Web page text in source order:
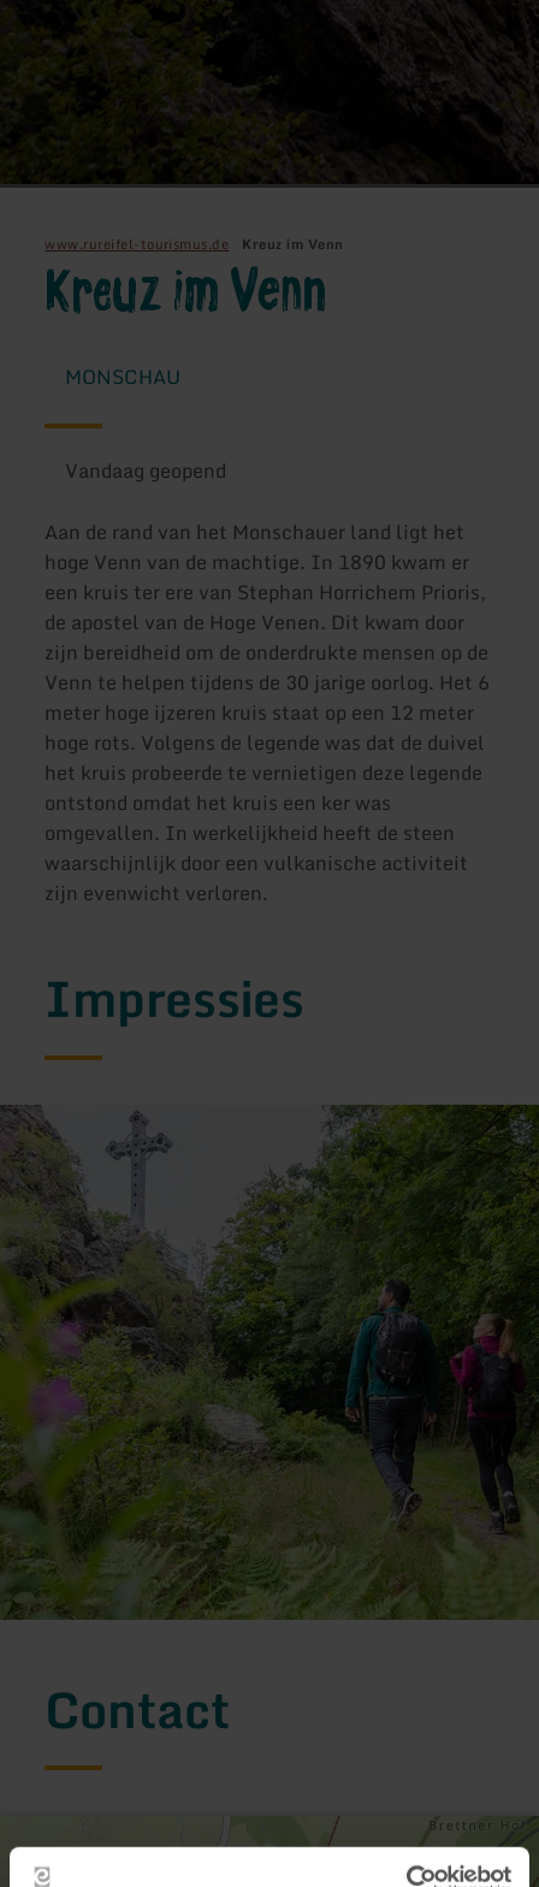
www.rureifel-tourismus.de Kreuz im Venn
Kreuz im Venn
MONSCHAU
Vandaag geopend
Aan de rand van het Monschauer land ligt het
hoge Venn van de machtige. In 1890 kwam er
een kruis ter ere van Stephan Horrichem Prioris,
de apostel van de Hoge Venen. Dit kwam door
zijn bereidheid om de onderdrukte mensen op de
Venn te helpen tijdens de 30 jarige oorlog. Het 6
meter hoge ijzeren kruis staat op een 12 meter
hoge rots. Volgens de legende was dat de duivel
het kruis probeerde te vernietigen deze legende
ontstond omdat het kruis een ker was
omgevallen. In werkelijkheid heeft de steen
waarschijnlijk door een vulkanische activiteit
zijn evenwicht verloren.
Impressies
Contact